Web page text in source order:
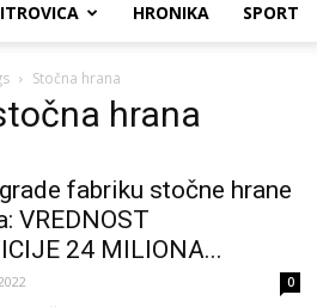
HRONIKA SPORT
Stočna hrana
hrana
fabriku stočne hrane
VREDNOST
24 MILIONA...
0